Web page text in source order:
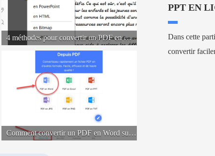
4 méthodes pour convertir un PDF en Word
Comment convertir un PDF en Word sur iPhone ?
PPT EN
Dans cette
convertir